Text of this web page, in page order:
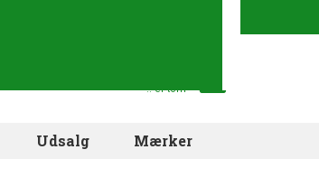
.. er tom
Udsalg Mærker